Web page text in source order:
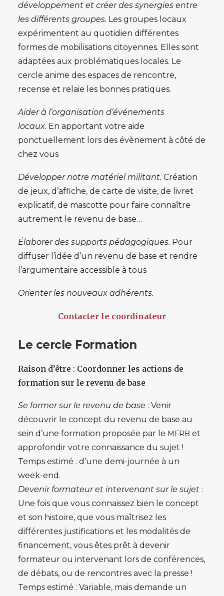
développement et créer des synergies entre
les différents groupes. Les groupes locaux
expérimentent au quotidien différentes
formes de mobilisations citoyennes. Elles sont
adaptées aux problématiques locales. Le
cercle anime des espaces de rencontre,
recense et relaie les bonnes pratiques.
Aider à l’organisation d’événements
locaux. En apportant votre aide
ponctuellement lors des évènement à côté de
chez vous
Développer notre matériel militant. Création
de jeux, d’affiche, de carte de visite, de livret
explicatif, de mascotte pour faire connaître
autrement le revenu de base…
Élaborer des supports pédagogiques. Pour
diffuser l’idée d’un revenu de base et rendre
l’argumentaire accessible à tous
Orienter les nouveaux adhérents.
Contacter le coordinateur
Le cercle Formation
Raison d’être : Coordonner les actions de
formation sur le revenu de base
Se former sur le revenu de base : Venir
découvrir le concept du revenu de base au
sein d’une formation proposée par le MFRB et
approfondir votre connaissance du sujet !
Temps estimé : d’une demi-journée à un
week-end.
Devenir formateur et intervenant sur le sujet :
Une fois que vous connaissez bien le concept
et son histoire, que vous maîtrisez les
différentes justifications et les modalités de
financement, vous êtes prêt à devenir
formateur ou intervenant lors de conférences,
de débats, ou de rencontres avec la presse !
Temps estimé : Variable, mais demande un